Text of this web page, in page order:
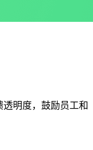
明度，鼓励员工和